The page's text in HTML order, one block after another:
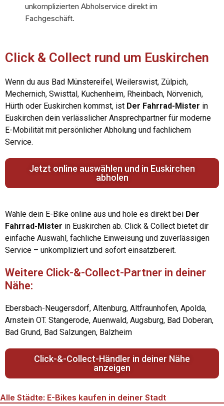
unkomplizierten Abholservice direkt im
Fachgeschäft.
Click & Collect rund um Euskirchen
Wenn du aus Bad Münstereifel, Weilerswist, Zülpich,
Mechernich, Swisttal, Kuchenheim, Rheinbach, Nörvenich,
Hürth oder Euskirchen kommst, ist Der Fahrrad-Mister in
Euskirchen dein verlässlicher Ansprechpartner für moderne
E-Mobilität mit persönlicher Abholung und fachlichem
Service.
Jetzt online auswählen und in Euskirchen
abholen
Wähle dein E-Bike online aus und hole es direkt bei Der
Fahrrad-Mister in Euskirchen ab. Click & Collect bietet dir
einfache Auswahl, fachliche Einweisung und zuverlässigen
Service – unkompliziert und sofort einsatzbereit.
Weitere Click-&-Collect-Partner in deiner
Nähe:
Ebersbach-Neugersdorf, Altenburg, Altfraunhofen, Apolda,
Arnstein OT. Stangerode, Auenwald, Augsburg, Bad Doberan,
Bad Grund, Bad Salzungen, Balzheim
Click-&-Collect-Händler in deiner Nähe
anzeigen
Alle Städte: E-Bikes kaufen in deiner Stadt